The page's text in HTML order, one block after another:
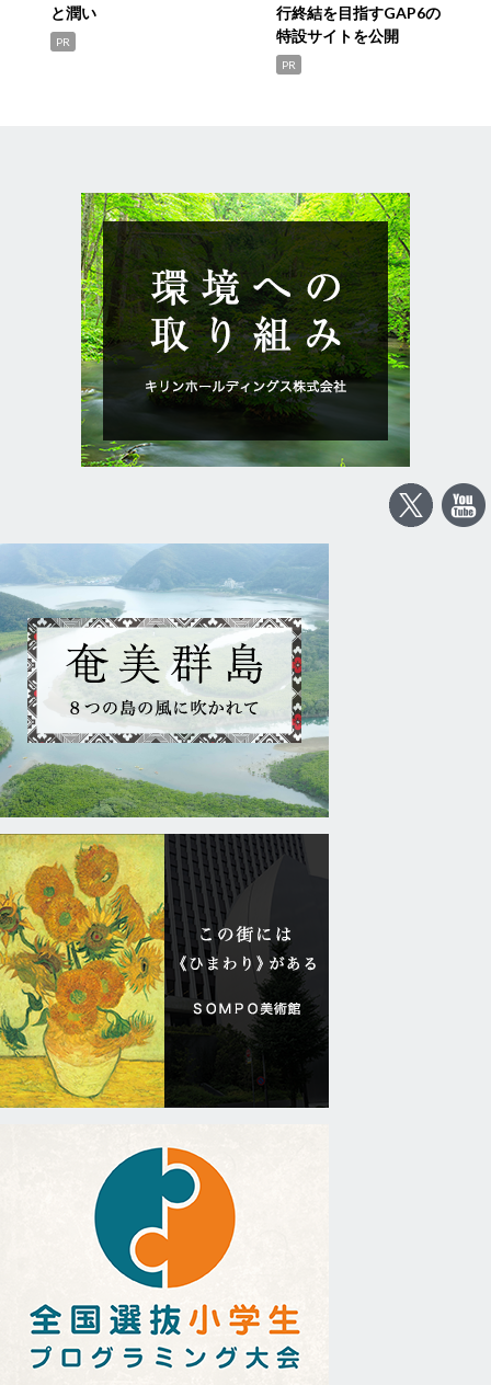
と潤い
PR
行終結を目指すGAP6の
特設サイトを公開
PR